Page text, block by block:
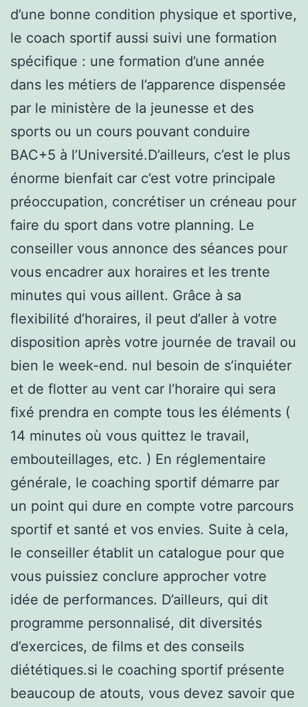
d’une bonne condition physique et sportive,
le coach sportif aussi suivi une formation
spécifique : une formation d’une année
dans les métiers de l’apparence dispensée
par le ministère de la jeunesse et des
sports ou un cours pouvant conduire
BAC+5 à l’Université.D’ailleurs, c’est le plus
énorme bienfait car c’est votre principale
préoccupation, concrétiser un créneau pour
faire du sport dans votre planning. Le
conseiller vous annonce des séances pour
vous encadrer aux horaires et les trente
minutes qui vous aillent. Grâce à sa
flexibilité d’horaires, il peut d’aller à votre
disposition après votre journée de travail ou
bien le week-end. nul besoin de s’inquiéter
et de flotter au vent car l’horaire qui sera
fixé prendra en compte tous les éléments (
14 minutes où vous quittez le travail,
embouteillages, etc. ) En réglementaire
générale, le coaching sportif démarre par
un point qui dure en compte votre parcours
sportif et santé et vos envies. Suite à cela,
le conseiller établit un catalogue pour que
vous puissiez conclure approcher votre
idée de performances. D’ailleurs, qui dit
programme personnalisé, dit diversités
d’exercices, de films et des conseils
diététiques.si le coaching sportif présente
beaucoup de atouts, vous devez savoir que